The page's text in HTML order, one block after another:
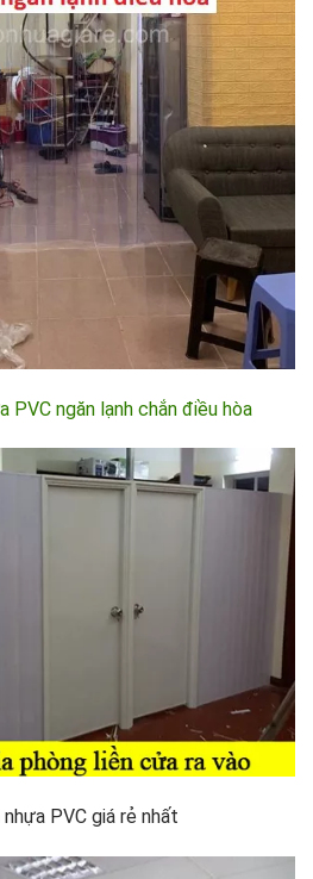
PVC ngăn lạnh chắn điều hòa
PVC giá rẻ nhất